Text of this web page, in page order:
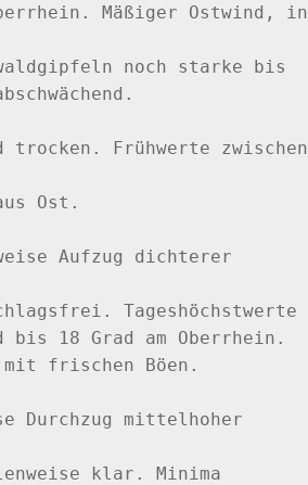
Mäßiger Ostwind, in
noch starke bis
Frühwerte zwischen
Ost.
Aufzug dichterer
Tageshöchstwerte
bis 18 Grad am Oberrhein.
mit frischen Böen.
Durchzug mittelhoher
klar. Minima